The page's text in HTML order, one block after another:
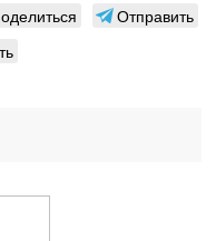
Отправить